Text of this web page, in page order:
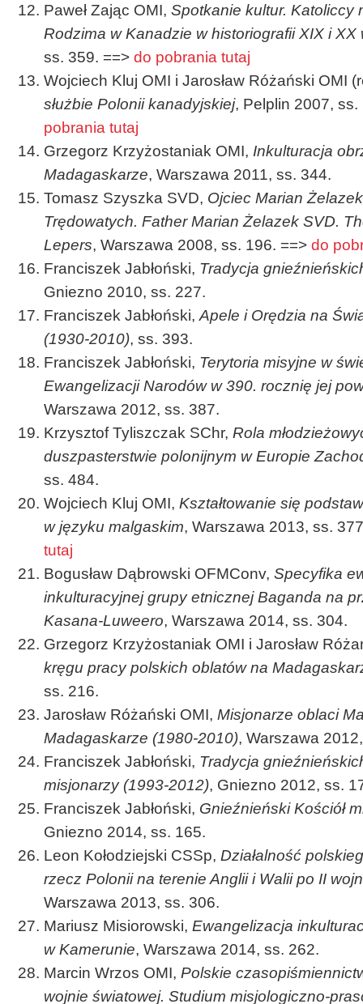
Paweł Zając OMI, Spotkanie kultur. Katoliccy
Rodzima w Kanadzie w historiografii XIX i XX
ss. 359. ==> do pobrania tutaj
Wojciech Kluj OMI i Jarosław Różański OMI
służbie Polonii kanadyjskiej, Pelplin 2007,
pobrania tutaj
Grzegorz Krzyżostaniak OMI, Inkulturacja
Madagaskarze, Warszawa 2011, ss. 344.
Tomasz Szyszka SVD, Ojciec Marian
Trędowatych. Father Marian Żelazek SVD.
Lepers, Warszawa 2008, ss. 196. ==> do
Franciszek Jabłoński, Tradycja
Gniezno 2010, ss. 227.
Franciszek Jabłoński, Apele i Orędzia na
(1930-2010), ss. 393.
Franciszek Jabłoński, Terytoria misyjne w
Ewangelizacji Narodów w 390. rocznię jej
Warszawa 2012, ss. 387.
Krzysztof Tyliszczak SChr, Rola
duszpasterstwie polonijnym w Europie
ss. 484.
Wojciech Kluj OMI, Kształtowanie się
w języku malgaskim, Warszawa 2013, ss.
tutaj
Bogusław Dąbrowski OFMConv, Specyfika
inkulturacyjnej grupy etnicznej Baganda na
Kasana-Luweero, Warszawa 2014, ss. 304.
Grzegorz Krzyżostaniak OMI i Jarosław
kręgu pracy polskich oblatów na
ss. 216.
Jarosław Różański OMI, Misjonarze oblaci
Madagaskarze (1980-2010), Warszawa
Franciszek Jabłoński, Tradycja
misjonarzy (1993-2012), Gniezno 2012, ss.
Franciszek Jabłoński, Gnieźnieński Kościół
Gniezno 2014, ss. 165.
Leon Kołodziejski CSSp, Działalność
rzecz Polonii na terenie Anglii i Walii po II
Warszawa 2013, ss. 306.
Mariusz Misiorowski, Ewangelizacja
w Kamerunie, Warszawa 2014, ss. 262.
Marcin Wrzos OMI, Polskie
wojnie światowej. Studium misjologiczno-